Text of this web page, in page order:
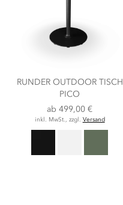
RUNDER OUTDOOR TISCH
PICO
ab499,00 €
inkl. MwSt., zzgl. Versand